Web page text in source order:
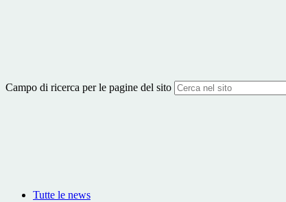
Campo di ricerca per le pagine del sito
Tutte le news